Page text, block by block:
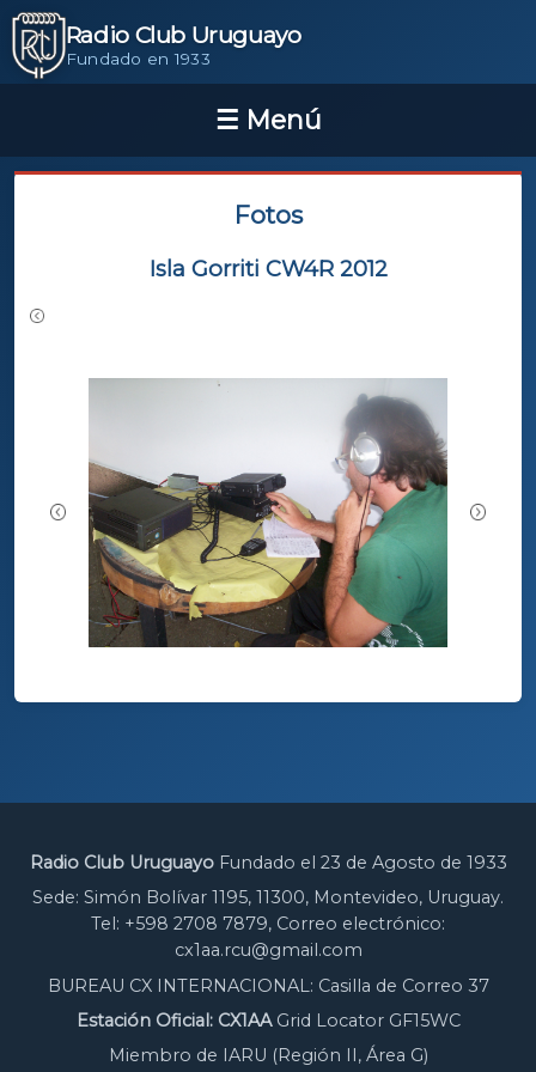
Radio Club Uruguayo
Fundado en 1933
Fotos
Isla Gorriti CW4R 2012
Radio Club UruguayoFundado el 23 de Agosto de 1933
Sede: Simón Bolívar 1195, 11300, Montevideo, Uruguay.
Tel: +598 2708 7879, Correo electrónico:
cx1aa.rcu@gmail.com
BUREAU CX INTERNACIONAL: Casilla de Correo 37
Estación Oficial: CX1AAGrid Locator GF15WC
Miembro de IARU (Región II, Área G)